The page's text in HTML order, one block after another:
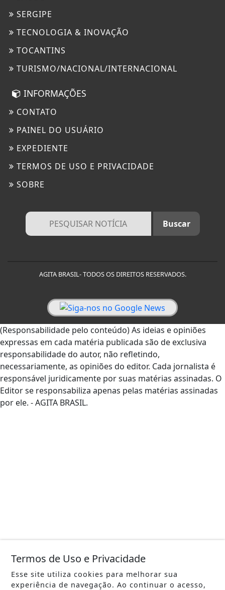
SERGIPE
TECNOLOGIA & INOVAÇÃO
TOCANTINS
TURISMO/NACIONAL/INTERNACIONAL
INFORMAÇÕES
CONTATO
PAINEL DO USUÁRIO
EXPEDIENTE
TERMOS DE USO E PRIVACIDADE
SOBRE
AGITA BRASIL- TODOS OS DIREITOS RESERVADOS.
Termos de Uso e Privacidade
Esse site utiliza cookies para melhorar sua
experiência de navegação. Ao continuar o acesso,
(Responsabilidade pelo conteúdo) As ideias e opiniões
expressas em cada matéria publicada são de exclusiva
responsabilidade do autor, não refletindo,
necessariamente, as opiniões do editor. Cada jornalista é
responsável juridicamente por suas matérias assinadas. O
Editor se responsabiliza apenas pelas matérias assinadas
por ele. - AGITA BRASIL.